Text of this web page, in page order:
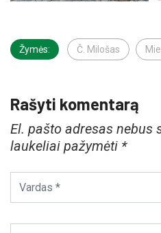
Žymės: Č. Milošas
Rašyti komentarą
El. pašto adresas nebus
laukeliai pažymėti *